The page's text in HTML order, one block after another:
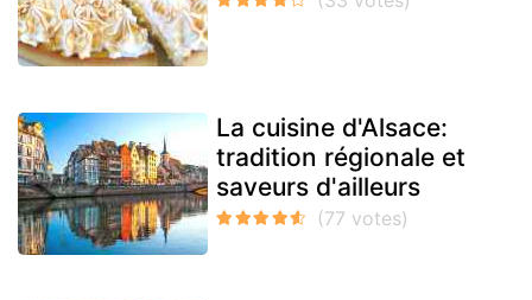
La cuisine d'Alsace:
tradition régionale et
saveurs d'ailleurs